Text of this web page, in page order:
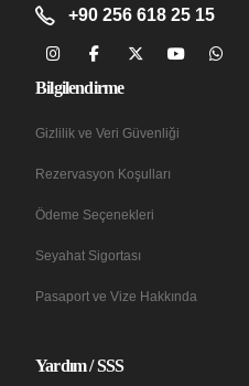
+90 256 618 25 15
Bilgilendirme
Gizlilik ve Veri Güvenliği
Rezervasyon Koşulları
Ödeme Seçenekleri
Seyahat Sigortası
Pasaport ve Vize Hakkında
Yardım / SSS